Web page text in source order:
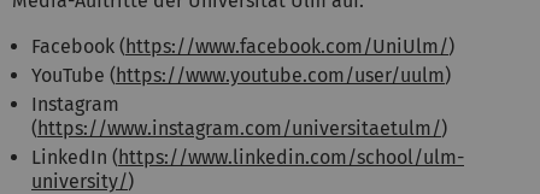
Facebook (https://www.facebook.com/UniUlm/)
YouTube (https://www.youtube.com/user/uulm)
Instagram
(https://www.instagram.com/universitaetulm/)
LinkedIn (https://www.linkedin.com/school/ulm-
university/)